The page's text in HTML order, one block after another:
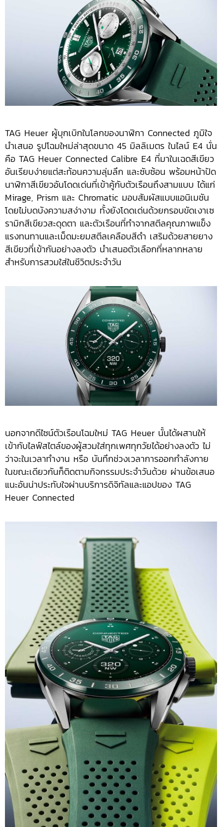
TAG Heuer ผู้บุกเบิกในโลกของนาฬิกา Connected ภูมิใจ
นำเสนอ รูปโฉมใหม่ล่าสุดขนาด 45 มิลลิเมตร ในไลน์ E4 นั่น
คือ TAG Heuer Connected Calibre E4 ที่มาในเฉดสีเขียว
อันเรียบง่ายแต่สะท้อนความลุ่มลึก และซับซ้อน พร้อมหน้าปัด
นาฬิกาสีเขียวอันโดดเด่นที่เข้าคู้กับตัวเรือนถึงสามแบบ ได้แก่
Mirage, Prism และ Chromatic มอบสัมผัสแบบแอนิเมชัน
โดยไม่บดบังความสง่างาม ทั้งยังโดดเด่นด้วยกรอบขัดเงาเซ
รามิกสีเขียวสะดุดตา และตัวเรือนที่ทำจากสตีลคุณภาพแข็ง
แรงทนทานและเม็ดมะยมสตีลเคลือบสีดำ เสริมด้วยสายยาง
สีเขียวที่เข้ากันอย่างลงตัว นำเสนอตัวเลือกที่หลากหลาย
สำหรับการสวมใส่ในชีวิตประจำวัน
นอกจากดีไซน์ตัวเรือนโฉมใหม่ TAG Heuer นั้นได้ผสานให้
เข้ากับไลฟ์สไตล์ของผู้สวมใส่ทุกเพศทุกวัยได้อย่างลงตัว ไม่
ว่าจะในเวลาทำงาน หรือ บันทึกช่วงเวลาการออกกำลังกาย
ในขณะเดียวกันก็ติดตามกิจกรรมประจำวันด้วย ผ่านข้อเสนอ
แนะอันน่าประทับใจผ่านบริการดิจิทัลและแอปของ TAG
Heuer Connected